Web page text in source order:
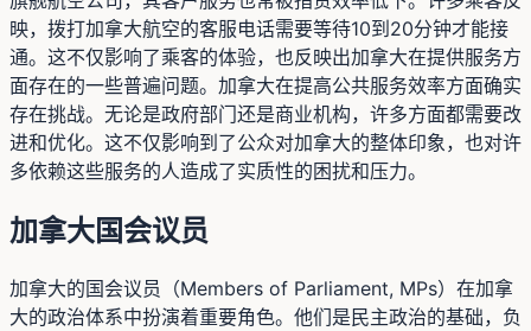
映，拨打加拿大航空的客服电话需要等待10到20分钟才能接
通。这不仅影响了乘客的体验，也反映出加拿大在提供服务方
面存在的一些普遍问题。加拿大在提高公共服务效率方面确实
存在挑战。无论是政府部门还是商业机构，许多方面都需要改
进和优化。这不仅影响到了公众对加拿大的整体印象，也对许
多依赖这些服务的人造成了实质性的困扰和压力。
加拿大国会议员
加拿大的国会议员（Members of Parliament, MPs）在加拿
大的政治体系中扮演着重要角色。他们是民主政治的基础，负